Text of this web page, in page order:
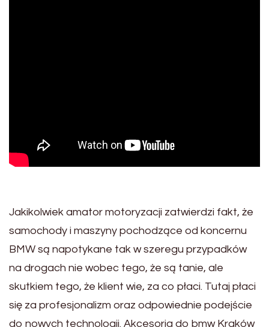
Jakikolwiek amator motoryzacji zatwierdzi fakt, że
samochody i maszyny pochodzące od koncernu
BMW są napotykane tak w szeregu przypadków
na drogach nie wobec tego, że są tanie, ale
skutkiem tego, że klient wie, za co płaci. Tutaj płaci
się za profesjonalizm oraz odpowiednie podejście
do nowych technologii. Akcesoria do bmw Kraków